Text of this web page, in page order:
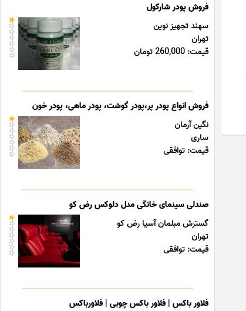
فروش پودر شارکول
سهند تجهیز نوین
تهران
قیمت: 260,000 تومان
فروش انواع پودر پر،پودر گوشت، پودر ماهی، پودر خون
نگین آرمان
ساری
قیمت: توافقی
صندلی سینمای خانگی مدل دلوکس رض کو
گسترش مبلمان آسیا رض کو
تهران
قیمت: توافقی
فلاور باکس | فلاور باکس چوبی | فلاورباکس